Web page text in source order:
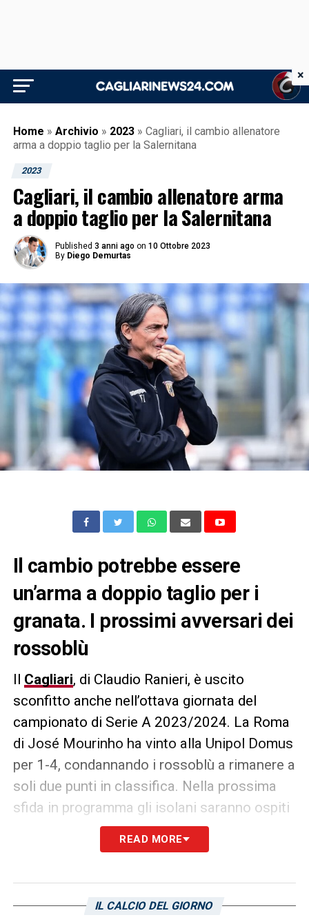
Home » Archivio » 2023 » Cagliari, il cambio allenatore
arma a doppio taglio per la Salernitana
2023
Cagliari, il cambio allenatore arma
a doppio taglio per la Salernitana
Published 3 anni ago on 10 Ottobre 2023
By Diego Demurtas
Il cambio potrebbe essere
un’arma a doppio taglio per i
granata. I prossimi avversari dei
rossoblù
Il Cagliari, di Claudio Ranieri, è uscito
sconfitto anche nell’ottava giornata del
campionato di Serie A 2023/2024. La Roma
di José Mourinho ha vinto alla Unipol Domus
per 1-4, condannando i rossoblù a rimanere a
soli due punti in classifica. Nella prossima
sfida in programma gli isolani saranno ospiti
Salernitana. I campani hanno
esonerato l’allenatore Sousa,nominando
taglio per i granata. Potrebbe essere un
READ MORE
IL CALCIO DEL GIORNO
×